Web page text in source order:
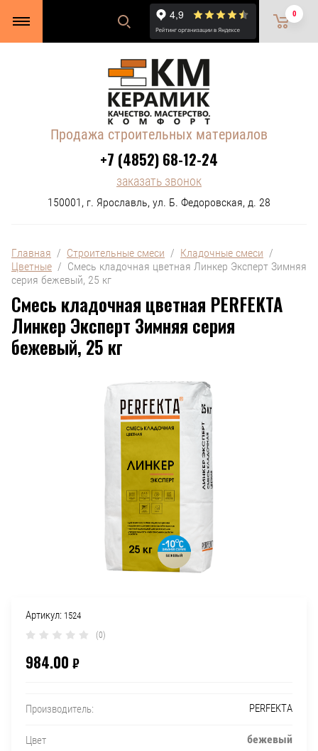
0
Продажа строительных материалов
+7 (4852) 68-12-24
заказать звонок
150001, г. Ярославль, ул. Б. Федоровская, д. 28
Главная
  /
Строительные смеси
  /
Кладочные смеси
Цветные
  /  Смесь кладочная цветная Линкер Эксперт Зимняя
серия бежевый, 25 кг
Смесь кладочная цветная PERFEKTA
Линкер Эксперт Зимняя серия
бежевый, 25 кг
Артикул: 1524
(0)
984.00 ₽
Производитель: PERFEKTA
Цвет бежевый